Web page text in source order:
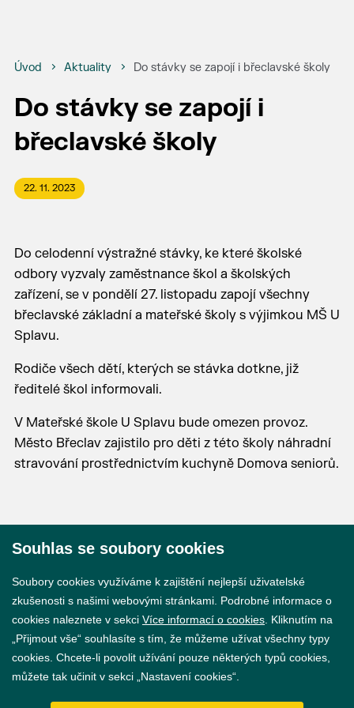
Úvod Aktuality Do stávky se zapojí i břeclavské školy
Do stávky se zapojí i
břeclavské školy
22. 11. 2023
Do celodenní výstražné stávky, ke které školské
odbory vyzvaly zaměstnance škol a školských
zařízení, se v pondělí 27. listopadu zapojí všechny
břeclavské základní a mateřské školy s výjimkou MŠ U
Splavu.
Rodiče všech dětí, kterých se stávka dotkne, již
ředitelé škol informovali.
V Mateřské škole U Splavu bude omezen provoz.
Město Břeclav zajistilo pro děti z této školy náhradní
stravování prostřednictvím kuchyně Domova seniorů.
GDPR
Souhlas se soubory cookies
Soubory cookies využíváme k zajištění nejlepší uživatelské
zkušenosti s našimi webovými stránkami. Podrobné informace o
cookies naleznete v sekci Více informací o cookies . Kliknutím na
„Přijmout vše“ souhlasíte s tím, že můžeme užívat všechny typy
cookies. Chcete-li povolit užívání pouze některých typů cookies,
můžete tak učinit v sekci „Nastavení cookies“.